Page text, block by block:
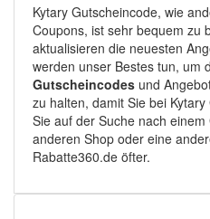
Kytary Gutscheincode, wie
Coupons, ist sehr bequem zu
aktualisieren die neuesten
werden unser Bestes tun, um
Gutscheincodes und
zu halten, damit Sie bei
Sie auf der Suche nach
anderen Shop oder eine
Rabatte360.de öfter.